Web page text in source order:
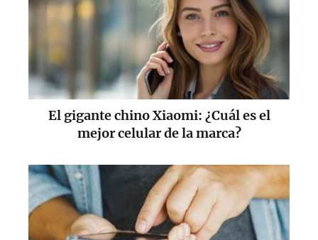
El gigante chino Xiaomi: ¿Cuál es el
mejor celular de la marca?